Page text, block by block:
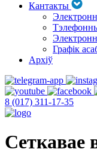
Кантакты
Графік
Архіў
8 (017) 311-17-35
Сеткавае